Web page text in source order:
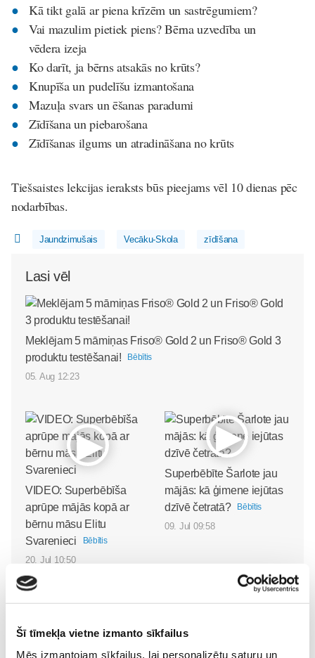
Šī tīmekļa vietne izmanto sīkfailus
Mēs izmantojam sīkfailus, lai personalizētu saturu un
Kā tikt galā ar piena krīzēm un sastrēgumiem?
Vai mazulim pietiek piens? Bērna uzvedība un
vēdera izeja
Ko darīt, ja bērns atsakās no krūts?
Knupīša un pudelīšu izmantošana
Mazuļa svars un ēšanas paradumi
Zīdīšana un piebarošana
Zīdīšanas ilgums un atradināšana no krūts
Tiešsaistes lekcijas ieraksts būs pieejams vēl 10 dienas pēc
nodarbības.
Jaundzimušais Vecāku-Skola zīdīšana
Lasi vēl
Meklējam 5 māmiņas Friso® Gold 2 un Friso® Gold 3
produktu testēšanai!
Bēbītis
05. Aug 12:23
VIDEO: Superbēbīša
aprūpe mājās kopā ar
bērnu māsu Elitu
Svarenieci
Bēbītis
20. Jul 10:50
Superbēbīte Šarlote jau
mājās: kā ģimene iejūtas
dzīvē četratā?
Bēbītis
09. Jul 09:58